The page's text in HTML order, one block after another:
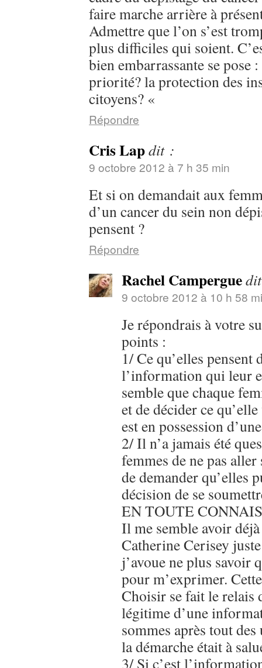
faire marche arrière à
Admettre que l’on s’est
plus difficiles qui soient.
bien embarrassante se pose
priorité? la protection des
citoyens? «
Répondre
Cris Lapdit :
9 octobre 2012 à 7 h 35 min
Et si on demandait aux
d’un cancer du sein non
pensent ?
Répondre
Rachel Campergue
9 octobre 2012 à 10 h 58
Je répondrais à votre
points :
1/ Ce qu’elles pensent
l’information qui leur
semble que chaque
et de décider ce
est en possession
2/ Il n’a jamais été
femmes de ne pas
de demander qu’elles
décision de se
EN TOUTE
Il me semble avoir
Catherine Cerisey
j’avoue ne plus savoir
pour m’exprimer.
Choisir se fait le relais
légitime d’une
sommes après tout des
la démarche était à
3/ Si c’est